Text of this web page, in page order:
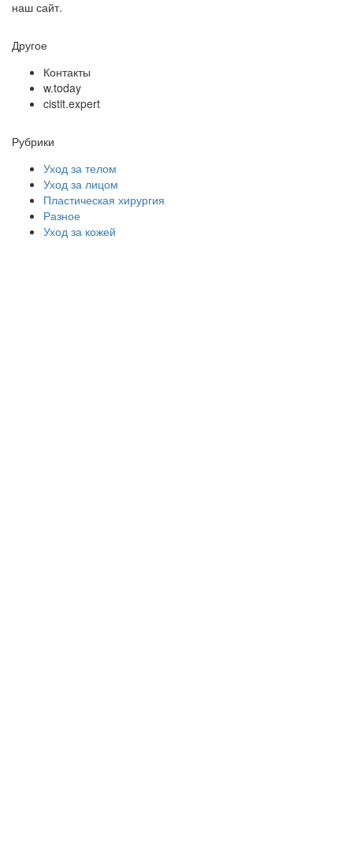
наш сайт.
Другое
Контакты
w.today
cistit.expert
Рубрики
Уход за телом
Уход за лицом
Пластическая хирургия
Разное
Уход за кожей